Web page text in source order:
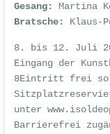
Gesang: Martina
Bratsche: Klaus-
8. bis 12. Juli
Eingang der
8Eintritt frei
unter
Barrierefrei